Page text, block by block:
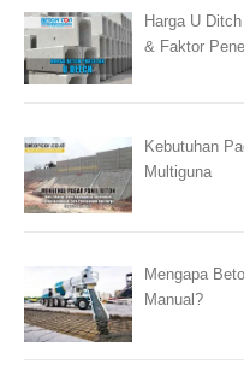
Harga U
& Faktor
Kebutuhan
Multiguna
Mengapa
Manual?